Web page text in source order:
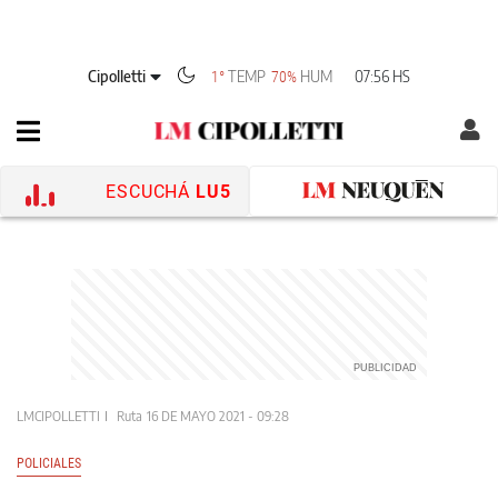
Cipolletti 1°TEMP 70% HUM 07:56 HS
ESCUCHÁ LU5
LMCIPOLLETTI Ruta 16 DE MAYO 2021 - 09:28
POLICIALES